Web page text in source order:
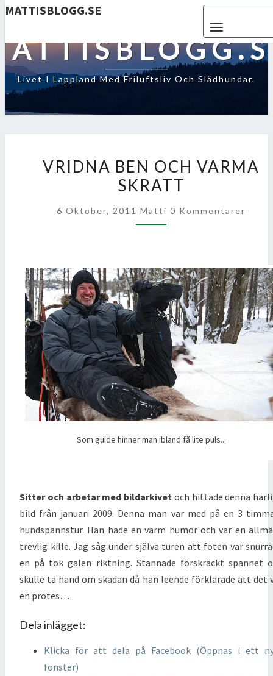
MATTISBLOGG.SE
Livet I Lappland Med Friluftsliv Och Slädhundar.
BEN
OCH
SKRATT
VRIDNA BEN OCH VARMA
SKRATT
6 Oktober, 2011 Matti Kommentarer
0 Kommentarer
Som guide hinner man ibland få lite puls...
Sitter och arbetar med bildarkivet och hittade denna
bild från januari 2009. Denna man var med på en 3
hundspannstur. Han hade en varm humor och var en
trevlig kille. Jag såg under själva turen att foten var
en på tok galen riktning. Stannade förskräckt spannet
skulle ta hand om skadan då han leende förklarade att det
en protes…
Dela inlägget:
Klicka för att dela på Facebook (Öppnas i ett
fönster)